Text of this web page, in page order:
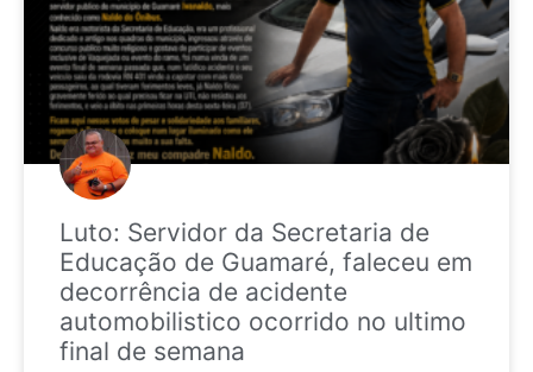
Luto: Servidor da Secretaria de
Educação de Guamaré, faleceu em
decorrência de acidente
automobilistico ocorrido no ultimo
final de semana